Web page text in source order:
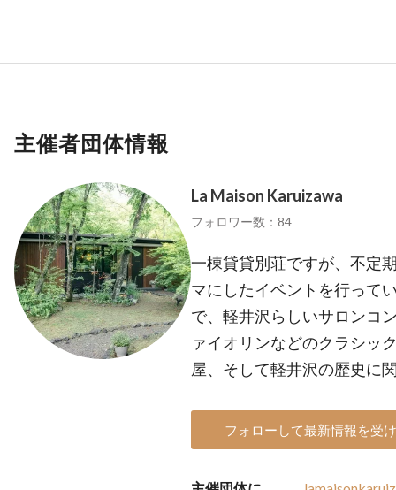
主催者団体情報
La Maison Karuizawa
フォロワー数：84
一棟貸貸別荘ですが、不定
マにしたイベントを行って
で、軽井沢らしいサロンコ
ァイオリンなどのクラシッ
屋、そして軽井沢の歴史に
フォローして最新情報を受